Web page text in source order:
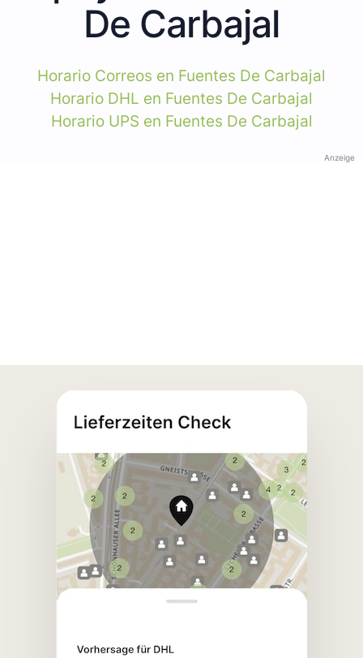
De Carbajal
Horario Correos en Fuentes De Carbajal
Horario DHL en Fuentes De Carbajal
Horario UPS en Fuentes De Carbajal
Anzeige